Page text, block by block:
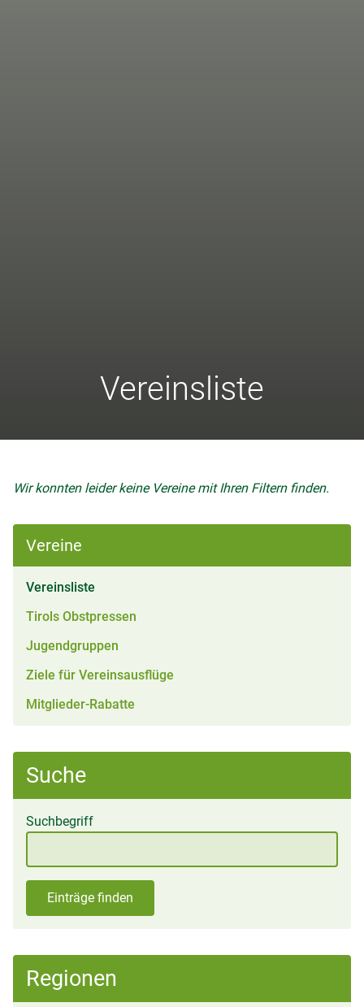
Vereinsliste
Vereine
Vereinsliste
Tirols Obstpressen
Jugendgruppen
Ziele für Vereinsausflüge
Mitglieder-Rabatte
Suche
Suchbegriff
Einträge finden
Regionen
Wir konnten leider keine Vereine mit Ihren Filtern finden.